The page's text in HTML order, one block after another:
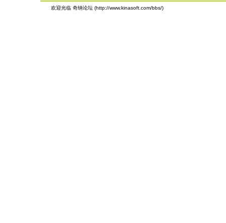
欢迎光临 奇纳论坛 (http://www.kinasoft.com/bbs/)